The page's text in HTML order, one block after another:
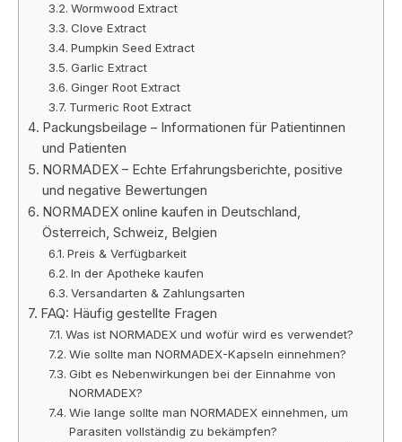
Wormwood Extract
Clove Extract
Pumpkin Seed Extract
Garlic Extract
Ginger Root Extract
Turmeric Root Extract
Packungsbeilage – Informationen für Patientinnen
und Patienten
NORMADEX – Echte Erfahrungsberichte, positive
und negative Bewertungen
NORMADEX online kaufen in Deutschland,
Österreich, Schweiz, Belgien
Preis & Verfügbarkeit
In der Apotheke kaufen
Versandarten & Zahlungsarten
FAQ: Häufig gestellte Fragen
Was ist NORMADEX und wofür wird es verwendet?
Wie sollte man NORMADEX-Kapseln einnehmen?
Gibt es Nebenwirkungen bei der Einnahme von
NORMADEX?
Wie lange sollte man NORMADEX einnehmen, um
Parasiten vollständig zu bekämpfen?